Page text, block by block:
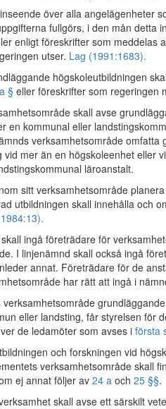
över alla angelägenheter
fullgörs, i den mån detta
enligt föreskrifter som meddelas
utser. Lag (1991:1683).
högskoleutbildningen
§ eller föreskrifter som regeringen
skall avse
en kommunal eller
verksamhetsområde omfatta
vid mer än en högskoleenhet eller
läroanstalt.
sitt verksamhetsområde
utbildningen skall innehålla och
ingå företrädare för
I linjenämnd skall också ingå
annat. Företrädare för de
har rätt att ingå i
eller landsting, får styrelsen för
de ledamöter som avses iförsta
och forskningen vid
verksamhetsområde skall
ej annat följer av 24 a och 25 §§.
skall avse ett särskilt